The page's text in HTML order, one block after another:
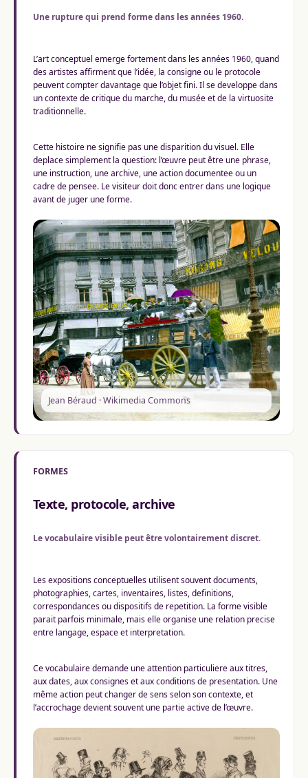
Une rupture qui prend forme dans les années 1960.
L’art conceptuel emerge fortement dans les années 1960, quand
des artistes affirment que l’idée, la consigne ou le protocole
peuvent compter davantage que l’objet fini. Il se developpe dans
un contexte de critique du marche, du musée et de la virtuosite
traditionnelle.
Cette histoire ne signifie pas une disparition du visuel. Elle
deplace simplement la question: l’œuvre peut être une phrase,
une instruction, une archive, une action documentee ou un
cadre de pensee. Le visiteur doit donc entrer dans une logique
avant de juger une forme.
Jean Béraud · Wikimedia Commons
FORMES
Texte, protocole, archive
Le vocabulaire visible peut être volontairement discret.
Les expositions conceptuelles utilisent souvent documents,
photographies, cartes, inventaires, listes, definitions,
correspondances ou dispositifs de repetition. La forme visible
parait parfois minimale, mais elle organise une relation precise
entre langage, espace et interpretation.
Ce vocabulaire demande une attention particuliere aux titres,
aux dates, aux consignes et aux conditions de presentation. Une
même action peut changer de sens selon son contexte, et
l’accrochage devient souvent une partie active de l’œuvre.